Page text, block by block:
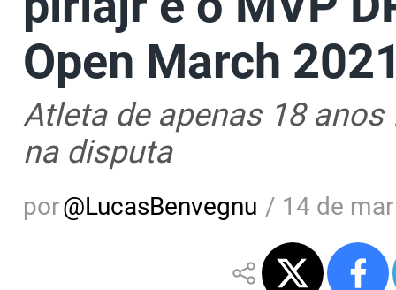
Open March
Atleta de apenas 18
na disputa
por@LucasBenvegnu / 14 de